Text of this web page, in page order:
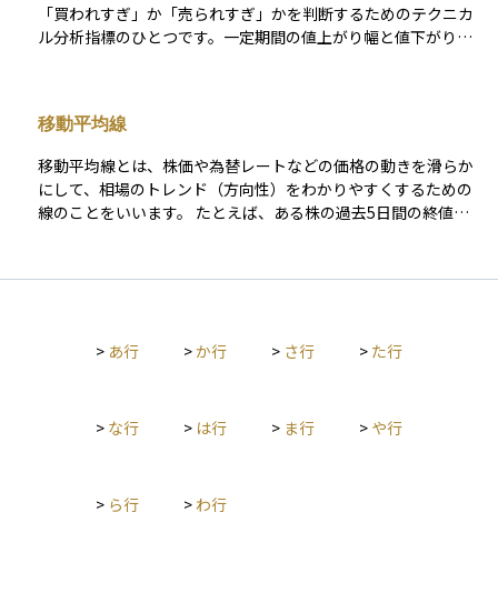
オシレーター系指標には、RSI（相対力指数）やストキャスティ
クス、RCIなどがあり、短期的な売買タイミングを判断する際に
「買われすぎ」か「売られすぎ」かを判断するためのテクニカ
ル分析指標のひとつです。一定期間の値上がり幅と値下がり幅
グを探るヒントになります。RSIは主に短期的な値動きに注目す
る投資家に好まれており、シンプルで直感的に理解しやすいの
が特徴です。ただし、強いトレンドが出ている場面では必ずし
も機能しないこともあるため、他の指標と組み合わせて使うこ
とが一般的です。
移動平均線
移動平均線とは、株価や為替レートなどの価格の動きを滑らか
にして、相場のトレンド（方向性）をわかりやすくするための
線のことをいいます。 たとえば、ある株の過去5日間の終値を
ず、価格の流れや傾向をつかみやすくなります。 投資の世界で
れが売買のタイミングを見極める目安とされます。特に初心者
> あ行 >か行 > さ行 > た行
> な行 > は行 > ま行 > や行
> ら行 > わ行